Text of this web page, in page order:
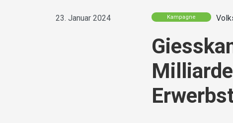
23. Januar 2024 Kampagne